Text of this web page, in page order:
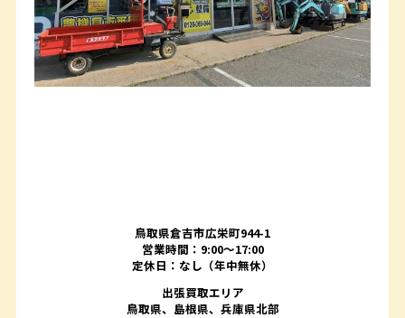
鳥取県倉吉市広栄町944-1
営業時間：9:00～17:00
定休日：なし（年中無休）
出張買取エリア
鳥取県、島根県、兵庫県北部